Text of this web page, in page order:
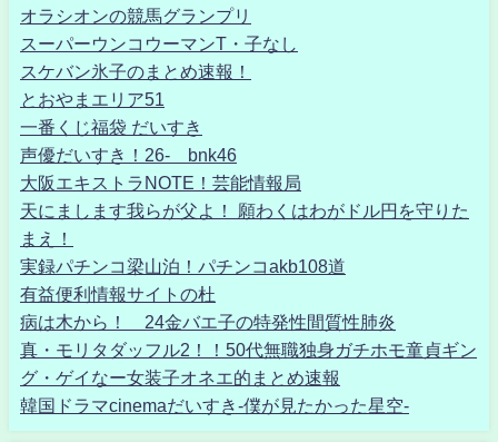
オラシオンの競馬グランプリ
スーパーウンコウーマンT・子なし
スケバン氷子のまとめ速報！
とおやまエリア51
一番くじ福袋 だいすき
声優だいすき！26- bnk46
大阪エキストラNOTE！芸能情報局
天にまします我らが父よ！ 願わくはわがドル円を守りた
まえ！
実録パチンコ梁山泊！パチンコakb108道
有益便利情報サイトの杜
病は木から！ 24金バエ子の特発性間質性肺炎
真・モリタダッフル2！！50代無職独身ガチホモ童貞ギン
グ・ゲイなー女装子オネエ的まとめ速報
韓国ドラマcinemaだいすき-僕が見たかった星空-